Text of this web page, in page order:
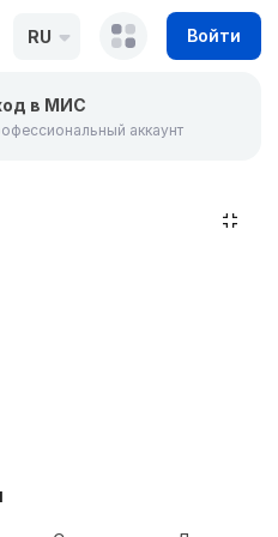
RU Войти
в МИС
аккаунт